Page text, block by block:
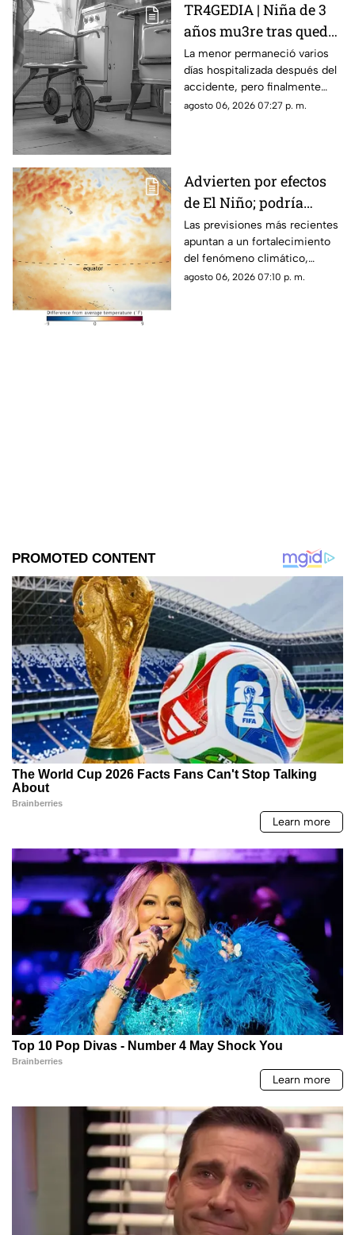
TR4GEDIA | Niña de 3
años mu3re tras quedar
atrapada en un juguete
La menor permaneció varios
días hospitalizada después del
accidente, pero finalmente
perdió la vida a causa de una
agosto 06, 2026 07:27 p. m.
Advierten por efectos
de El Niño; podría
alcanzar intensidad
histórica
Las previsiones más recientes
apuntan a un fortalecimiento
del fenómeno climático,
mientras varios países ya
agosto 06, 2026 07:10 p. m.